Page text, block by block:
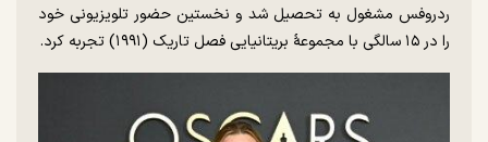
ردروفس مشغول به تحصیل شد و نخستین حضور تلویزیونی خود
را در ۱۵ سالگی با مجموعهٔ بریتانیایی فصل تاریک (۱۹۹۱) تجربه کرد.